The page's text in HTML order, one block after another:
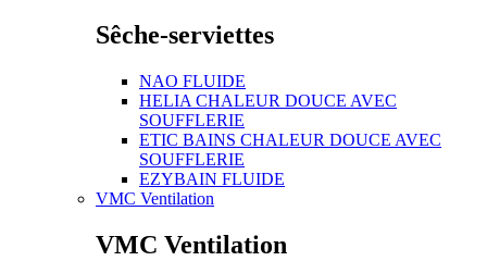
Sêche-serviettes
NAO FLUIDE
HELIA CHALEUR DOUCE AVEC
SOUFFLERIE
ETIC BAINS CHALEUR DOUCE AVEC
SOUFFLERIE
EZYBAIN FLUIDE
VMC Ventilation
VMC Ventilation